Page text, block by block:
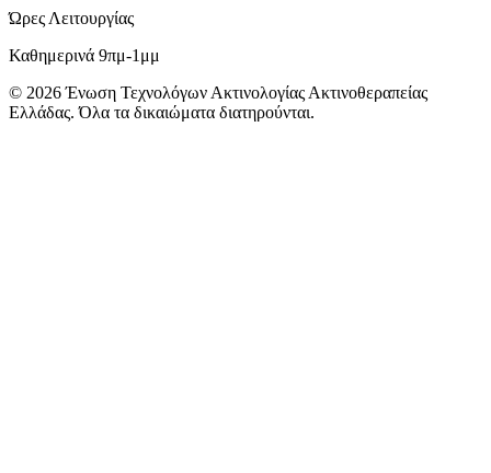
Ώρες Λειτουργίας
Καθημερινά 9πμ-1μμ
© 2026Ένωση Τεχνολόγων Ακτινολογίας Ακτινοθεραπείας
Ελλάδας. Όλα τα δικαιώματα διατηρούνται.